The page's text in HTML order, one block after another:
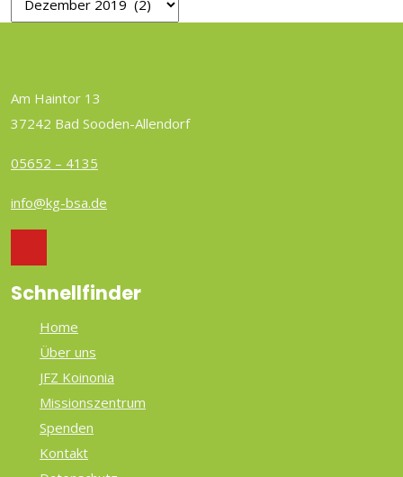
Am Haintor 13
37242 Bad Sooden-Allendorf
05652 – 4135
info@kg-bsa.de
Schnellfinder
Home
Über uns
JFZ Koinonia
Missionszentrum
Spenden
Kontakt